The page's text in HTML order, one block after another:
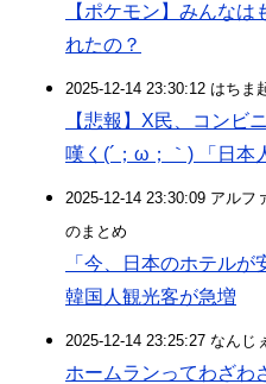
【ポケモン】みんな
れたの？
2025-12-14 23:30:12 はちま
【悲報】X民、コンビ
嘆く(´；ω；｀) 「日本
2025-12-14 23:30:09 アルフ
のまとめ
「今、日本のホテル
韓国人観光客が急増
2025-12-14 23:25:27 なんじ
ホームランってわざわ